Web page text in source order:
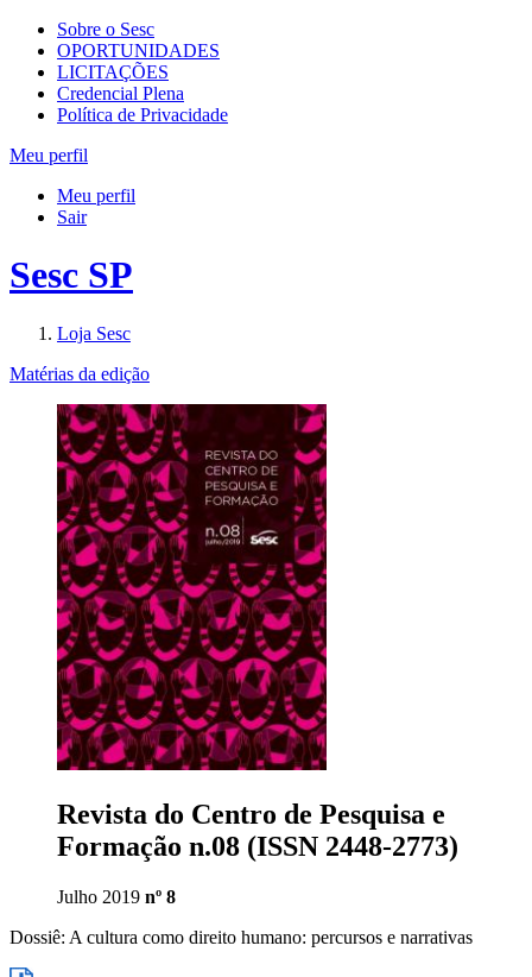
Sobre o Sesc
OPORTUNIDADES
LICITAÇÕES
Credencial Plena
Política de Privacidade
Meu perfil
Meu perfil
Sair
Sesc SP
Loja Sesc
Matérias da edição
Revista do Centro de Pesquisa e
Formação n.08 (ISSN 2448-2773)
Julho 2019 nº 8
Dossiê: A cultura como direito humano: percursos e narrativas